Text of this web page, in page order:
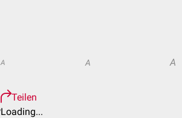
A A A
Teilen
Loading...